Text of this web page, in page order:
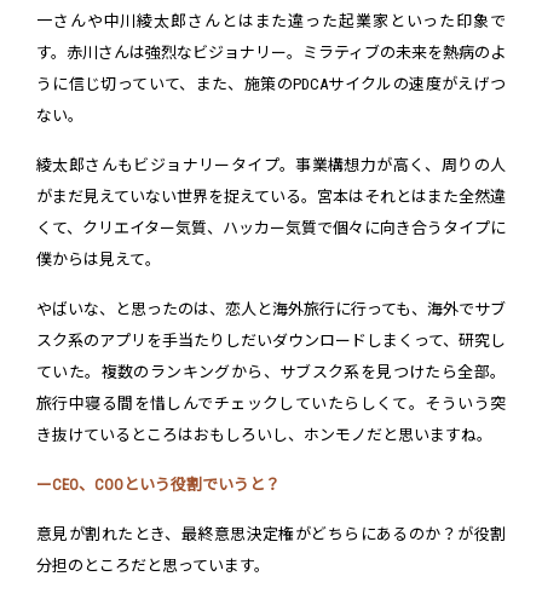
一さんや中川綾太郎さんとはまた違った起業家といった印象で
す。赤川さんは強烈なビジョナリー。ミラティブの未来を熱病のよ
うに信じ切っていて、また、施策のPDCAサイクルの速度がえげつ
ない。
綾太郎さんもビジョナリータイプ。事業構想力が高く、周りの人
がまだ見えていない世界を捉えている。宮本はそれとはまた全然違
くて、クリエイター気質、ハッカー気質で個々に向き合うタイプに
僕からは見えて。
やばいな、と思ったのは、恋人と海外旅行に行っても、海外でサブ
スク系のアプリを手当たりしだいダウンロードしまくって、研究し
ていた。複数のランキングから、サブスク系を見つけたら全部。
旅行中寝る間を惜しんでチェックしていたらしくて。そういう突
き抜けているところはおもしろいし、ホンモノだと思いますね。
ーCEO、COOという役割でいうと？
意見が割れたとき、最終意思決定権がどちらにあるのか？が役割
分担のところだと思っています。